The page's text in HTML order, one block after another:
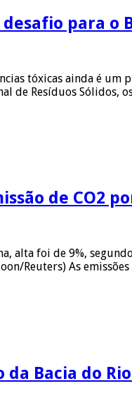
para o
tóxicas ainda é um
de Resíduos
de CO2
alta foi de 9%,
Reuters) As
Bacia do